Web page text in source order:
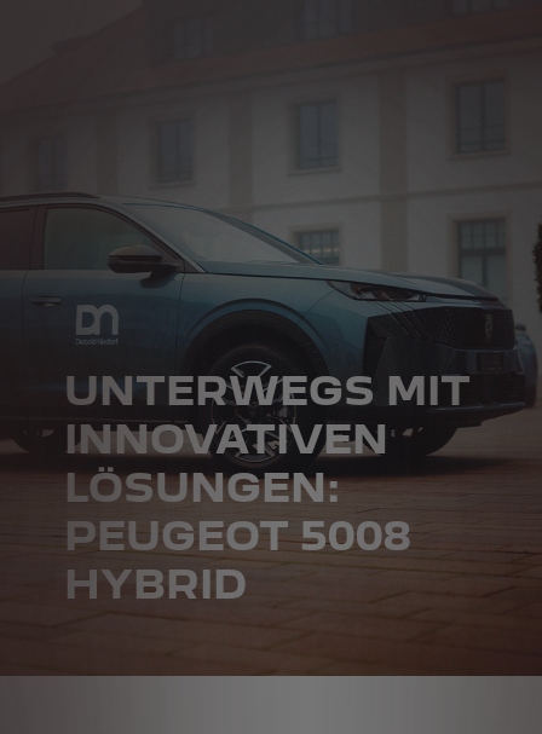
UNTERWEGS MIT
INNOVATIVEN
LÖSUNGEN:
PEUGEOT 5008
HYBRID